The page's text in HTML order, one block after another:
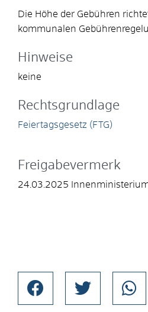
Die Höhe der Gebühren
kommunalen
Hinweise
keine
Rechtsgrundlage
Feiertagsgesetz (FTG)
Freigabevermerk
24.03.2025